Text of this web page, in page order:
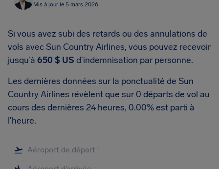
Mis à jour le 5 mars 2026
Si vous avez subi des retards ou des annulations de
vols avec Sun Country Airlines, vous pouvez recevoir
jusqu’à 650 $ US d’indemnisation par personne.
Les dernières données sur la ponctualité de Sun
Country Airlines révèlent que sur 0 départs de vol au
cours des dernières 24 heures, 0.00% est parti à
l'heure.